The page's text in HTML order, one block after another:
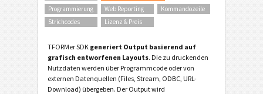
Programmierung
Web Reporting
Kommandozeile
Strichcodes
Lizenz & Preis
TFORMer SDK generiert Output basierend auf
grafisch entworfenen Layouts. Die zu druckenden
Nutzdaten werden über Programmcode oder von
externen Datenquellen (Files, Stream, ODBC, URL-
Download) übergeben. Der Output wird